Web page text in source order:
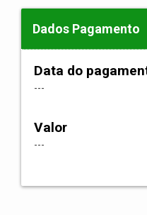
Dados Pagamento
Data do
---
Valor
---